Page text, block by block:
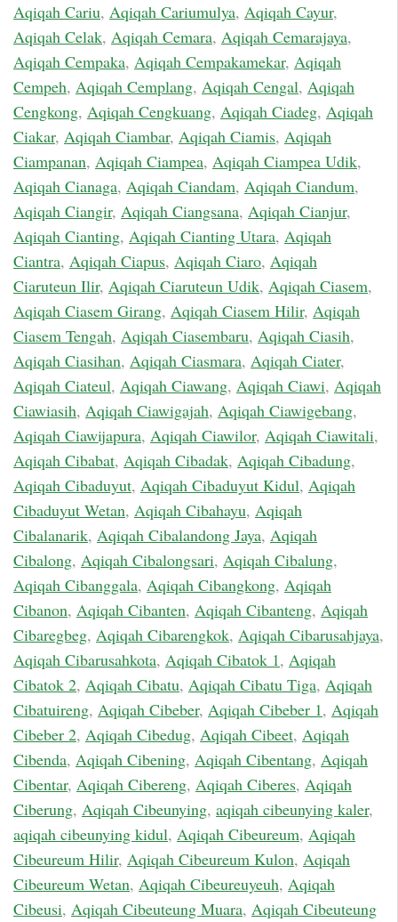
Aqiqah Cariu, Aqiqah Cariumulya, Aqiqah Cayur,
Aqiqah Celak, Aqiqah Cemara, Aqiqah Cemarajaya,
Aqiqah Cempaka, Aqiqah Cempakamekar, Aqiqah
Cempeh, Aqiqah Cemplang, Aqiqah Cengal, Aqiqah
Cengkong, Aqiqah Cengkuang, Aqiqah Ciadeg, Aqiqah
Ciakar, Aqiqah Ciambar, Aqiqah Ciamis, Aqiqah
Ciampanan, Aqiqah Ciampea, Aqiqah Ciampea Udik,
Aqiqah Cianaga, Aqiqah Ciandam, Aqiqah Ciandum,
Aqiqah Ciangir, Aqiqah Ciangsana, Aqiqah Cianjur,
Aqiqah Cianting, Aqiqah Cianting Utara, Aqiqah
Ciantra, Aqiqah Ciapus, Aqiqah Ciaro, Aqiqah
Ciaruteun Ilir, Aqiqah Ciaruteun Udik, Aqiqah Ciasem,
Aqiqah Ciasem Girang, Aqiqah Ciasem Hilir, Aqiqah
Ciasem Tengah, Aqiqah Ciasembaru, Aqiqah Ciasih,
Aqiqah Ciasihan, Aqiqah Ciasmara, Aqiqah Ciater,
Aqiqah Ciateul, Aqiqah Ciawang, Aqiqah Ciawi, Aqiqah
Ciawiasih, Aqiqah Ciawigajah, Aqiqah Ciawigebang,
Aqiqah Ciawijapura, Aqiqah Ciawilor, Aqiqah Ciawitali,
Aqiqah Cibabat, Aqiqah Cibadak, Aqiqah Cibadung,
Aqiqah Cibaduyut, Aqiqah Cibaduyut Kidul, Aqiqah
Cibaduyut Wetan, Aqiqah Cibahayu, Aqiqah
Cibalanarik, Aqiqah Cibalandong Jaya, Aqiqah
Cibalong, Aqiqah Cibalongsari, Aqiqah Cibalung,
Aqiqah Cibanggala, Aqiqah Cibangkong, Aqiqah
Cibanon, Aqiqah Cibanten, Aqiqah Cibanteng, Aqiqah
Cibaregbeg, Aqiqah Cibarengkok, Aqiqah Cibarusahjaya,
Aqiqah Cibarusahkota, Aqiqah Cibatok 1, Aqiqah
Cibatok 2, Aqiqah Cibatu, Aqiqah Cibatu Tiga, Aqiqah
Cibatuireng, Aqiqah Cibeber, Aqiqah Cibeber 1, Aqiqah
Cibeber 2, Aqiqah Cibedug, Aqiqah Cibeet, Aqiqah
Cibenda, Aqiqah Cibening, Aqiqah Cibentang, Aqiqah
Cibentar, Aqiqah Cibereng, Aqiqah Ciberes, Aqiqah
Ciberung, Aqiqah Cibeunying, aqiqah cibeunying kaler,
aqiqah cibeunying kidul, Aqiqah Cibeureum, Aqiqah
Cibeureum Hilir, Aqiqah Cibeureum Kulon, Aqiqah
Cibeureum Wetan, Aqiqah Cibeureuyeuh, Aqiqah
Cibeusi, Aqiqah Cibeuteung Muara, Aqiqah Cibeuteung